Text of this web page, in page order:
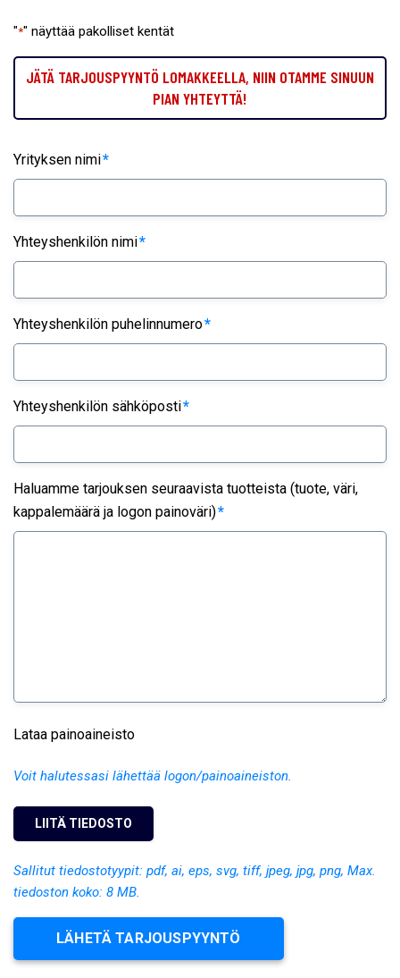
"*" näyttää pakolliset kentät
JÄTÄ TARJOUSPYYNTÖ LOMAKKEELLA, NIIN OTAMME SINUUN
PIAN YHTEYTTÄ!
Yrityksen nimi*
Yhteyshenkilön nimi*
Yhteyshenkilön puhelinnumero*
Yhteyshenkilön sähköposti*
Haluamme tarjouksen seuraavista tuotteista (tuote, väri,
kappalemäärä ja logon painoväri)*
Lataa painoaineisto
Voit halutessasi lähettää logon/painoaineiston.
Sallitut tiedostotyypit: pdf, ai, eps, svg, tiff, jpeg, jpg, png, Max.
tiedoston koko: 8 MB.
LÄHETÄ TARJOUSPYYNTÖ